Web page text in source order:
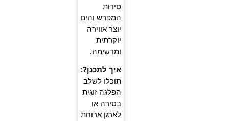
סירות
המפרש והים
יוצר אווירה
יוקרתית
ומרשימה.
איך לתכנן?:
תוכלו לשלב
הפלגה זוגית
בסירה או
לארגן ארוחת